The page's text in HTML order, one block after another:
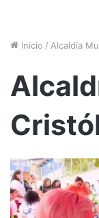
Inicio / Alcaldía